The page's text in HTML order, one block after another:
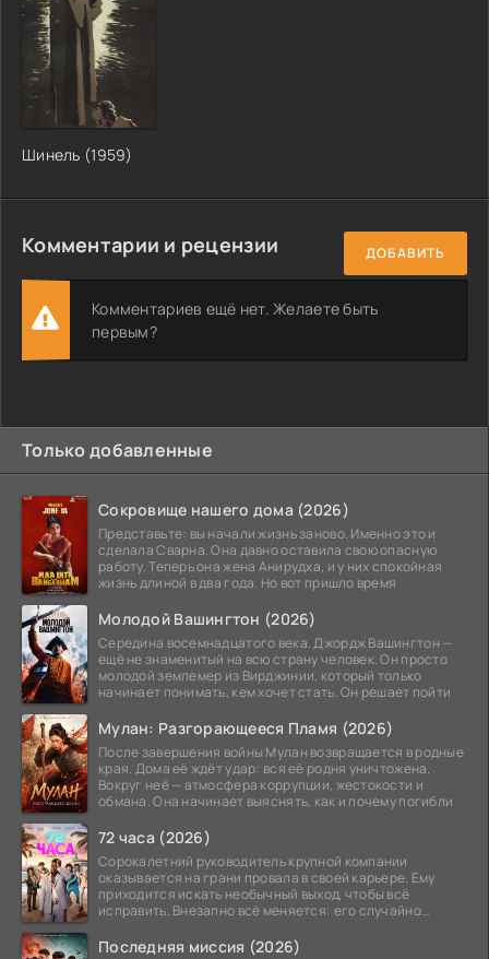
Шинель (1959)
Комментарии и рецензии ДОБАВИТЬ
Комментариев ещё нет. Желаете быть
первым?
Только добавленные
Сокровище нашего дома (2026)
Представьте: вы начали жизнь заново. Именно это и
сделала Сварна. Она давно оставила свою опасную
работу. Теперь она жена Анирудха, и у них спокойная
жизнь длиной в два года. Но вот пришло время
Молодой Вашингтон (2026)
Середина восемнадцатого века. Джордж Вашингтон —
ещё не знаменитый на всю страну человек. Он просто
молодой землемер из Вирджинии, который только
начинает понимать, кем хочет стать. Он решает пойти
Мулан: Разгорающееся Пламя (2026)
После завершения войны Мулан возвращается в родные
края. Дома её ждёт удар: вся её родня уничтожена.
Вокруг неё — атмосфера коррупции, жестокости и
обмана. Она начинает выяснять, как и почему погибли
72 часа (2026)
Сорокалетний руководитель крупной компании
оказывается на грани провала в своей карьере. Ему
приходится искать необычный выход, чтобы всё
исправить. Внезапно всё меняется: его случайно
Последняя миссия (2026)